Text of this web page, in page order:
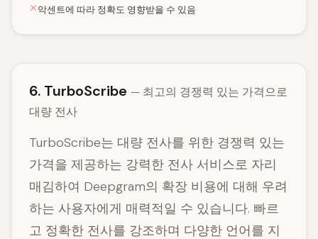
악센트에 따라 정확도 영향받을 수 있음
6. TurboScribe — 최고의 경쟁력 있는 가격으로
대량 전사
TurboScribe는 대량 전사를 위한 경쟁력 있는
가격을 제공하는 강력한 전사 서비스로 자리
매김하여 Deepgram의 확장 비용에 대해 우려
하는 사용자에게 매력적일 수 있습니다. 빠르
고 정확한 전사를 강조하며 다양한 언어를 지